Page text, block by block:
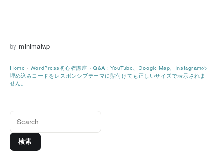
by minimalwp
Home › WordPress初心者講座 ›Q&A：YouTube、Google Map、Instagramの
埋め込みコードをレスポンシブテーマに貼付けても正しいサイズで表示されま
せん。
検索